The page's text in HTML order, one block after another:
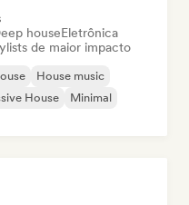
houseEletrônica
de maior impacto
House music
House
Minimal